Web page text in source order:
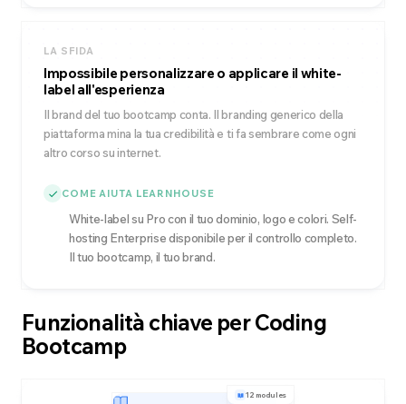
LA SFIDA
Impossibile personalizzare o applicare il white-
label all'esperienza
Il brand del tuo bootcamp conta. Il branding generico della
piattaforma mina la tua credibilità e ti fa sembrare come ogni
altro corso su internet.
COME AIUTA LEARNHOUSE
White-label su Pro con il tuo dominio, logo e colori. Self-
hosting Enterprise disponibile per il controllo completo.
Il tuo bootcamp, il tuo brand.
Funzionalità chiave per Coding
Bootcamp
12 modules